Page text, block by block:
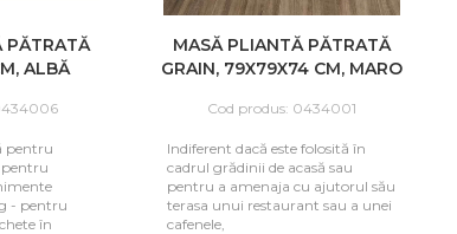
ALBĂ
pentru
- pentru
în
MASĂ PLIANTĂ PĂTRATĂ
GRAIN, 79X79X74 CM, MARO
Cod produs: 0434001
Indiferent dacă este folosită în
cadrul grădinii de acasă sau
pentru a amenaja cu ajutorul său
terasa unui restaurant sau a unei
cafenele,